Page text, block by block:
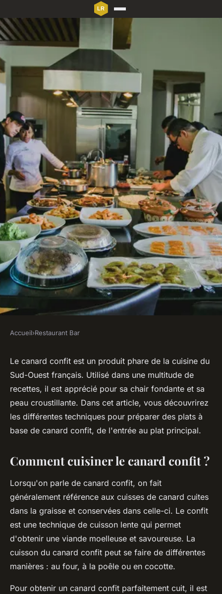
Quelles techniques pour
préparer des plats à base de
canard confit dans un bistrot
français ?
Ilyan• 31 mai 2024 •5 min de lecture
Accueil›Restaurant Bar
Le canard confit est un produit phare de la cuisine du
Sud-Ouest français. Utilisé dans une multitude de
recettes, il est apprécié pour sa chair fondante et sa
peau croustillante. Dans cet article, vous découvrirez
les différentes techniques pour préparer des plats à
base de canard confit, de l'entrée au plat principal.
Comment cuisiner le canard confit ?
Lorsqu'on parle de canard confit, on fait
généralement référence aux cuisses de canard cuites
dans la graisse et conservées dans celle-ci. Le confit
est une technique de cuisson lente qui permet
d'obtenir une viande moelleuse et savoureuse. La
cuisson du canard confit peut se faire de différentes
manières : au four, à la poêle ou en cocotte.
Pour obtenir un canard confit parfaitement cuit, il est